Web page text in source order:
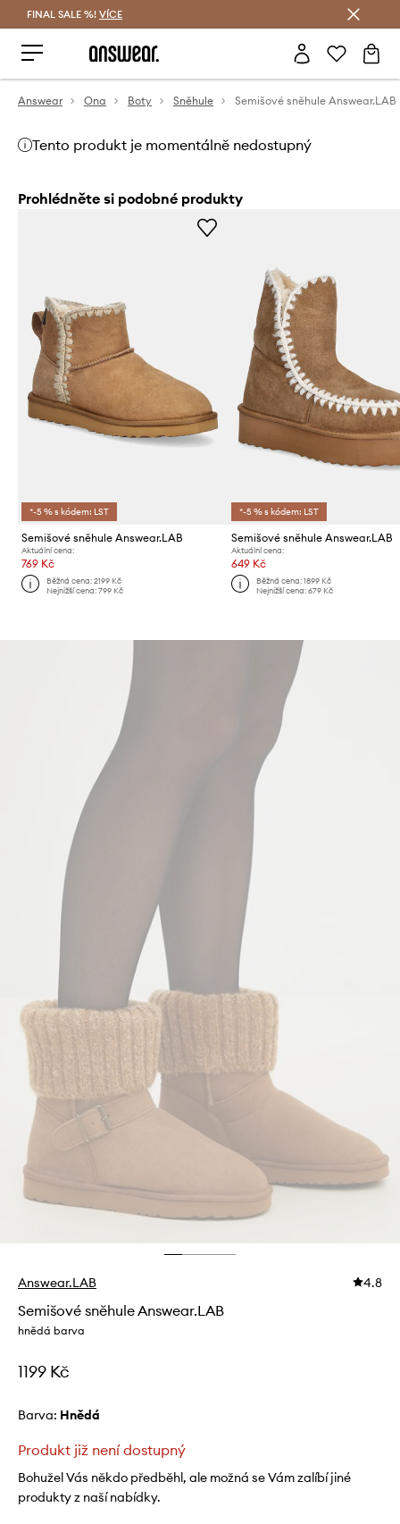
FINAL SALE %! VÍCE
Answear Ona Boty Sněhule Semišové sněhule Answear.LAB
Tento produkt je momentálně nedostupný
Prohlédněte si podobné produkty
*-5 % s kódem: LST
Semišové sněhule Answear.LAB
Aktuální cena:
769 Kč
Běžná cena:2199 Kč
Nejnižší cena:799 Kč
*-5 % s kódem: LST
Semišové sněhule Answear.LAB
Aktuální cena:
649 Kč
Běžná cena: 1899 Kč
Nejnižší cena: 679 Kč
Answear.LAB 4.8
Semišové sněhule Answear.LAB
hnědá barva
1199 Kč
Barva: hnědá
Produkt již není dostupný
Bohužel Vás někdo předběhl, ale možná se Vám zalíbí jiné
produkty z naší nabídky.